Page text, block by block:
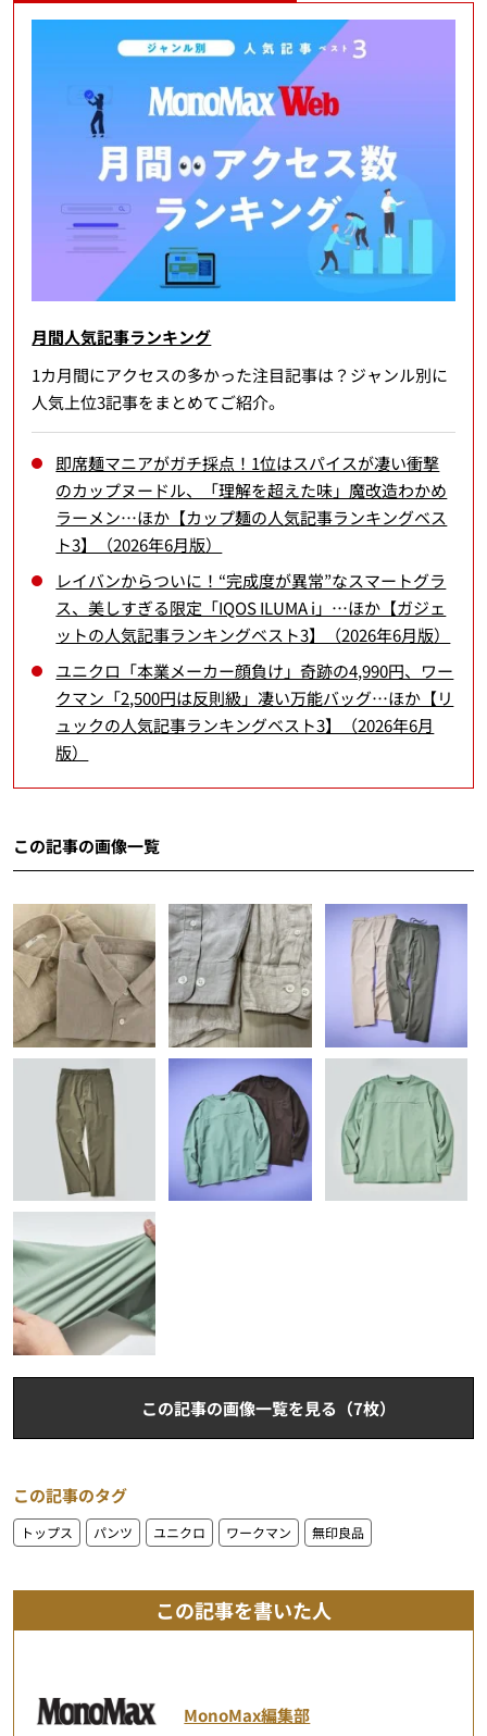
月間人気記事ランキング
1カ月間にアクセスの多かった注目記事は？ジャンル別に
人気上位3記事をまとめてご紹介。
即席麺マニアがガチ採点！1位はスパイスが凄い衝撃
のカップヌードル、「理解を超えた味」魔改造わかめ
ラーメン…ほか【カップ麺の人気記事ランキングベス
ト3】（2026年6月版）
レイバンからついに！“完成度が異常”なスマートグラ
ス、美しすぎる限定「IQOS ILUMA i」…ほか【ガジェ
ットの人気記事ランキングベスト3】（2026年6月版）
ユニクロ「本業メーカー顔負け」奇跡の4,990円、ワー
クマン「2,500円は反則級」凄い万能バッグ…ほか【リ
ュックの人気記事ランキングベスト3】（2026年6月
版）
この記事の画像一覧
この記事の画像一覧を見る（7枚）
この記事のタグ
トップス パンツ ユニクロ ワークマン 無印良品
この記事を書いた人
MonoMax編集部